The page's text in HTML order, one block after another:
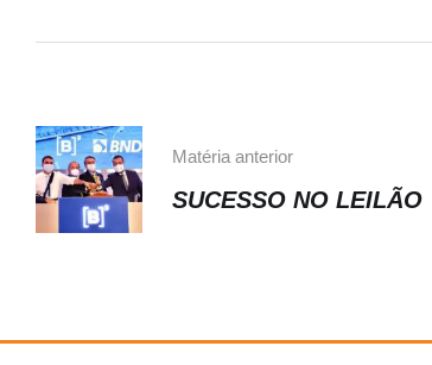
Matéria anterior
SUCESSO NO LEILÃO